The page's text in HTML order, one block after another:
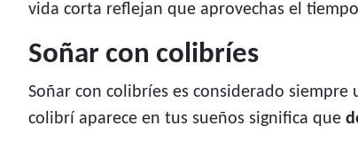
vida corta reflejan que aprovechas el
Soñar con colibríes
Soñar con colibríes es considerado
colibrí aparece en tus sueños significa que